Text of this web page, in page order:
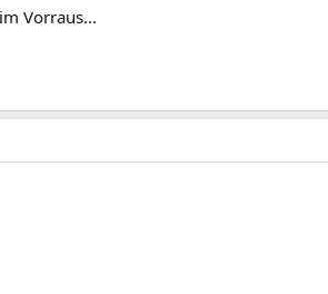
Vorraus...